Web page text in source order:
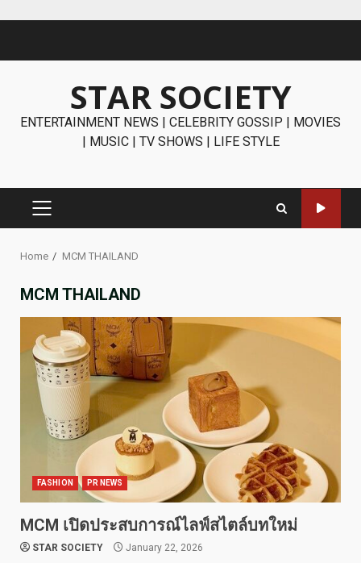
STAR SOCIETY
ENTERTAINMENT NEWS | CELEBRITY GOSSIP | MOVIES
| MUSIC | TV SHOWS | LIFE STYLE
PRIMARY
Home MCM THAILAND
MCM THAILAND
FASHION PR NEWS
MCM เปิดประสบการณ์ไลฟ์สไตล์บทใหม่
STAR SOCIETY January 22, 2026